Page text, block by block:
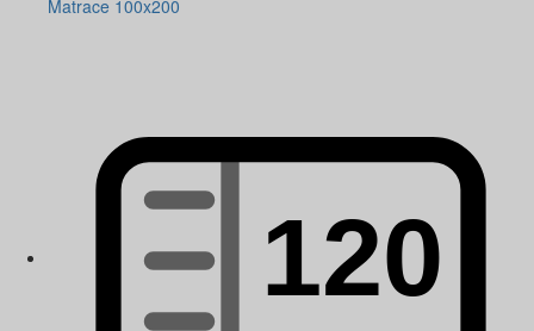
Matrace 100x200